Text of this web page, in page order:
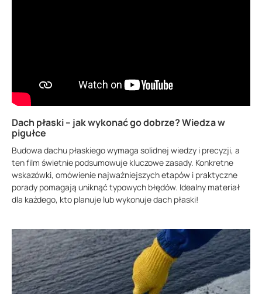
Dach płaski – jak wykonać go dobrze? Wiedza w
pigułce
Budowa dachu płaskiego wymaga solidnej wiedzy i precyzji, a
ten film świetnie podsumowuje kluczowe zasady. Konkretne
wskazówki, omówienie najważniejszych etapów i praktyczne
porady pomagają uniknąć typowych błędów. Idealny materiał
dla każdego, kto planuje lub wykonuje dach płaski!